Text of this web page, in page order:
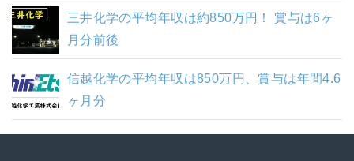
三井化学の平均年収は約850万円！ 賞与は6ヶ
月分前後
信越化学の平均年収は850万円、賞与は年間4.6
ヶ月分